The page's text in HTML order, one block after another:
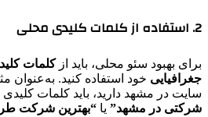
2. استفاده از کلمات کلیدی محلی
برای بهبود سئو محلی، باید ازکلمات
جغرافیایی خود استفاده کنید.
سایت در مشهد دارید، باید کلمات کلیدی
شرکتی در مشهد” یا “بهترین شرکت